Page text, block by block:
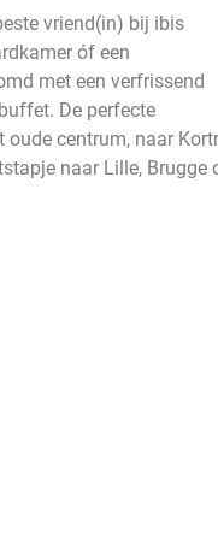
vriend(in) bij ibis
óf een
met een verfrissend
De perfecte
oude centrum, naar
naar Lille, Brugge